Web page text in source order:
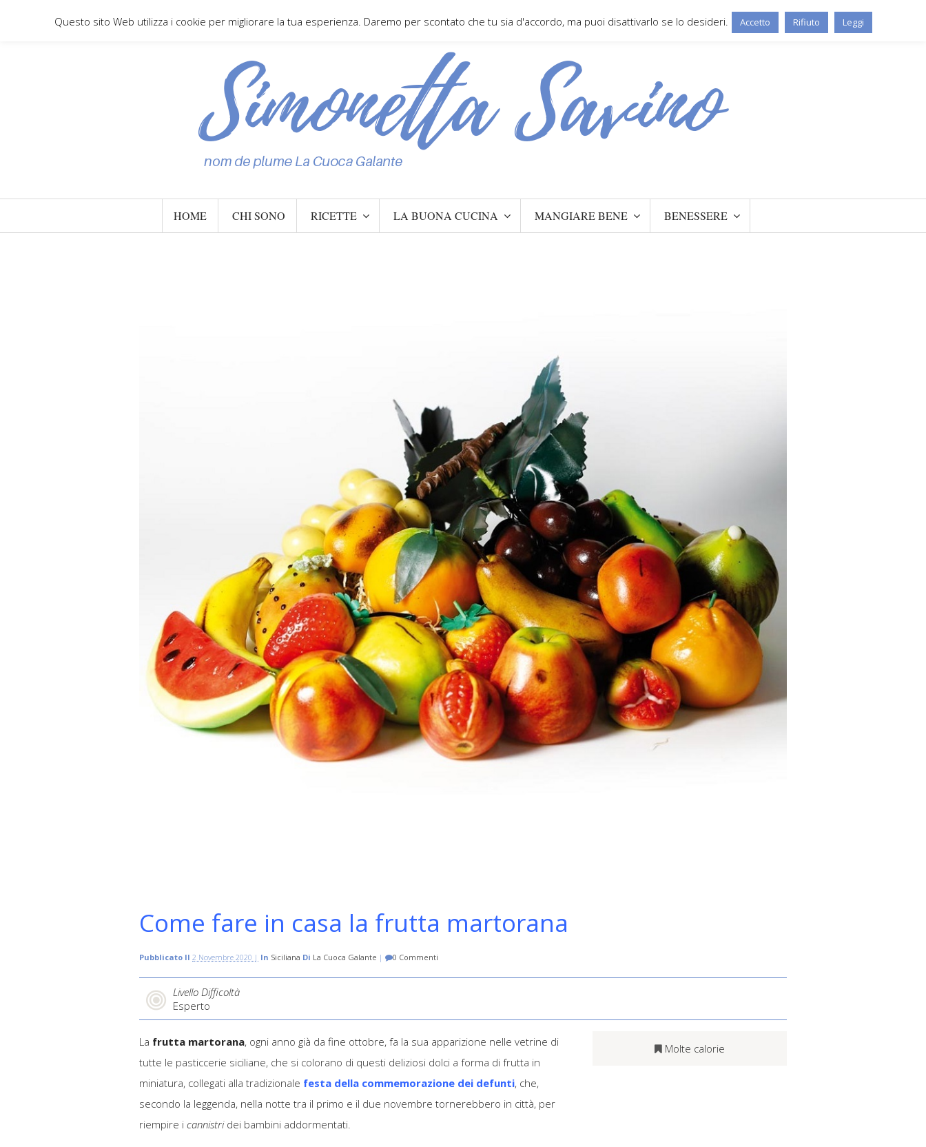
HOME CHI SONO RICETTE LA BUONA CUCINA MANGIARE BENE BENESSERE
Come fare in casa la frutta martorana
Pubblicato Il 2 Novembre 2020 | In Siciliana Di La Cuoca Galante | 0 Commenti
Livello Difficoltà
Esperto
La frutta martorana, ogni anno già da fine ottobre, fa la sua apparizione nelle vetrine di
tutte le pasticcerie siciliane, che si colorano di questi deliziosi dolci a forma di frutta in
miniatura, collegati alla tradizionale festa della commemorazione dei defunti, che,
secondo la leggenda, nella notte tra il primo e il due novembre tornerebbero in città, per
riempire i cannistridei bambini addormentati.
Molte calorie
Questo sito Web utilizza i cookie per migliorare la tua esperienza. Daremo per scontato che tu sia d'accordo, ma puoi disattivarlo se lo desideri. Accetto Rifiuto Leggi